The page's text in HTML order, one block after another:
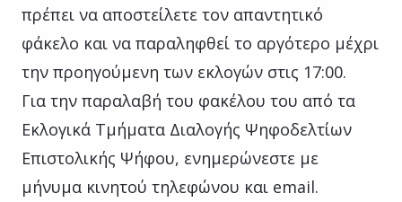
πρέπει να αποστείλετε τον απαντητικό
φάκελο και να παραληφθεί το αργότερο μέχρι
την προηγούμενη των εκλογών στις 17:00.
Για την παραλαβή του φακέλου του από τα
Εκλογικά Τμήματα Διαλογής Ψηφοδελτίων
Επιστολικής Ψήφου, ενημερώνεστε με
μήνυμα κινητού τηλεφώνου και email.